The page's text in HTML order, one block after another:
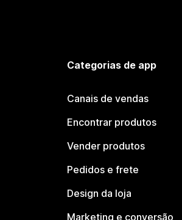
Categorias de app
Canais de vendas
Encontrar produtos
Vender produtos
Pedidos e frete
Design da loja
Marketing e conversão